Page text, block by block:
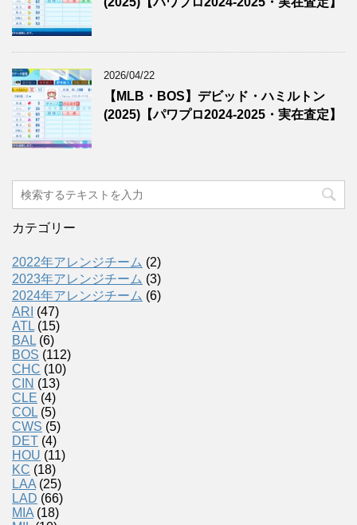
2026/04/22
【MLB・BOS】デビッド・ハミルトン
(2025)【パワプロ2024-2025・実在査定】
カテゴリー
2022年アレンジチーム (2)
2023年アレンジチーム (3)
2024年アレンジチーム (6)
ARI (47)
ATL (15)
BAL (6)
BOS (112)
CHC (10)
CIN (13)
CLE (4)
COL (5)
CWS (5)
DET (4)
HOU (11)
KC (18)
LAA (25)
LAD (66)
MIA (18)